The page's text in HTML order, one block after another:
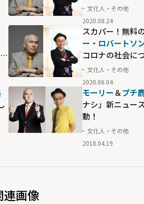
文化人・その他
2020.08.24
スカパー！無料
ー・ロバートソ
コロナの社会に
文化人・その他
2020.06.04
モーリー ＆プチ
ナシ」新ニュー
動！
文化人・その他
2018.04.19
連画像